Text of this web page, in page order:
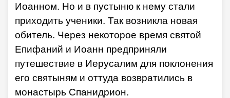
Иоанном. Но и в пустыню к нему стали
приходить ученики. Так возникла новая
обитель. Через некоторое время святой
Епифаний и Иоанн предприняли
путешествие в Иерусалим для поклонения
его святыням и оттуда возвратились в
монастырь Спанидрион.